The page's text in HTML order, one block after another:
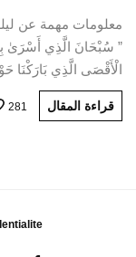
معلومات مهمة عن
” سُبْحَانَ الَّذِي أَسْرَىٰ
الْأَقْصَى الَّذِي بَارَكْنَا
قراءة المقال 281